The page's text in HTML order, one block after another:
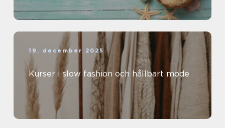
19. december 2025
Kurser i slow fashion och hållbart mode